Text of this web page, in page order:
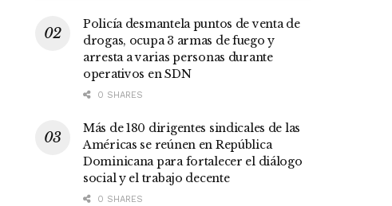
Policía desmantela puntos de venta de
drogas, ocupa 3 armas de fuego y
arresta a varias personas durante
operativos en SDN
0 SHARES
Más de 180 dirigentes sindicales de las
Américas se reúnen en República
Dominicana para fortalecer el diálogo
social y el trabajo decente
0 SHARES